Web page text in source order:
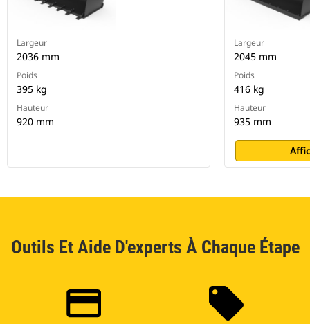
Largeur
2036 mm
Poids
395 kg
Hauteur
920 mm
Largeur
2045 mm
Poids
416 kg
Hauteur
935 mm
Outils Et Aide D'experts À Chaque Étape